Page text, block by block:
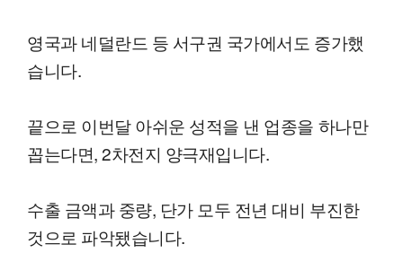
영국과 네덜란드 등 서구권 국가에서도 증가했
습니다.
끝으로 이번달 아쉬운 성적을 낸 업종을 하나만
꼽는다면, 2차전지 양극재입니다.
수출 금액과 중량, 단가 모두 전년 대비 부진한
것으로 파악됐습니다.